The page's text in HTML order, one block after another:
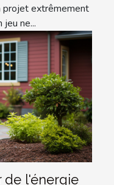
projet extrêmement
jeu ne...
de l'énergie